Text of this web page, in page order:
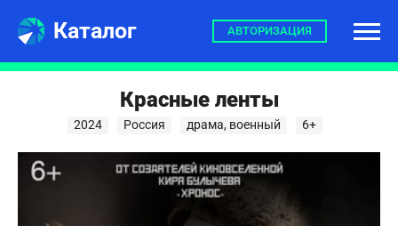
Каталог АВТОРИЗАЦИЯ
Красные ленты
2024 Россия драма, военный 6+